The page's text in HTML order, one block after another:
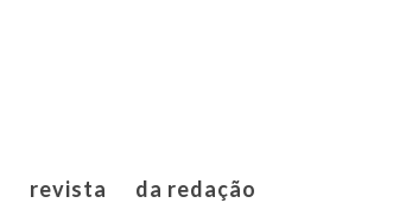
revista da redação